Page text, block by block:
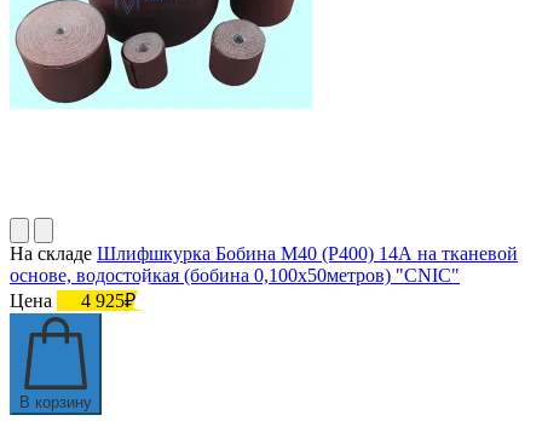
На складе Шлифшкурка Бобина М40 (P400) 14А на тканевой
основе, водостойкая (бобина 0,100х50метров) "CNIC"
Цена
4 925₽
В корзину